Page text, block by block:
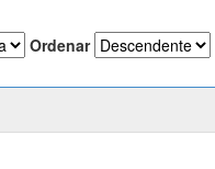
Ordenar